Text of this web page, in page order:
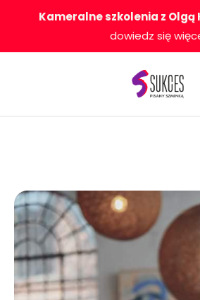
Kameralne szkolenia z Olgą
dowiedz się
Strona główna
Konkurs Sukces